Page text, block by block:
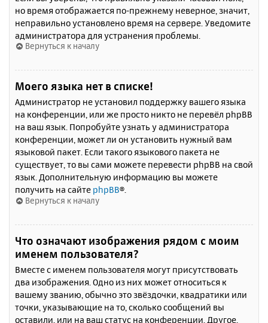
но время отображается по-прежнему неверное, значит,
неправильно установлено время на сервере. Уведомите
администратора для устранения проблемы.
Вернуться к началу
Моего языка нет в списке!
Администратор не установил поддержку вашего языка
на конференции, или же просто никто не перевёл phpBB
на ваш язык. Попробуйте узнать у администратора
конференции, может ли он установить нужный вам
языковой пакет. Если такого языкового пакета не
существует, то вы сами можете перевести phpBB на свой
язык. Дополнительную информацию вы можете
получить на сайте phpBB®.
Вернуться к началу
Что означают изображения рядом с моим
именем пользователя?
Вместе с именем пользователя могут присутствовать
два изображения. Одно из них может относиться к
вашему званию, обычно это звёздочки, квадратики или
точки, указывающие на то, сколько сообщений вы
оставили, или на ваш статус на конференции. Другое,